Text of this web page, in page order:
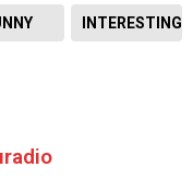
INTERESTING